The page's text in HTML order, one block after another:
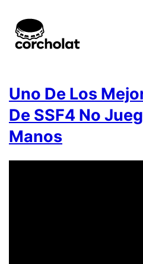
Uno De Los
De SSF4 No
Manos